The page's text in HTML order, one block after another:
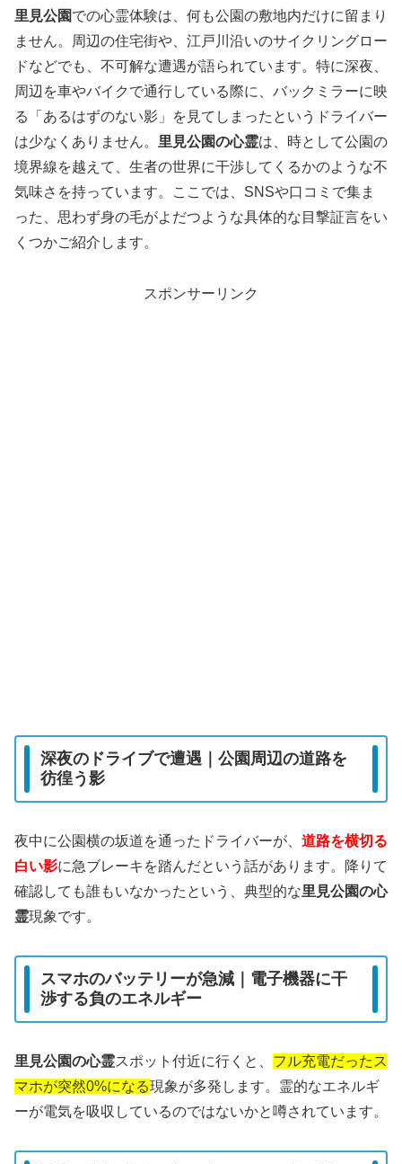
里見公園での心霊体験は、何も公園の敷地内だけに留まり
ません。周辺の住宅街や、江戸川沿いのサイクリングロー
ドなどでも、不可解な遭遇が語られています。特に深夜、
周辺を車やバイクで通行している際に、バックミラーに映
る「あるはずのない影」を見てしまったというドライバー
は少なくありません。 里見公園の心霊は、時として公園の
境界線を越えて、生者の世界に干渉してくるかのような不
気味さを持っています。ここでは、SNSや口コミで集ま
った、思わず身の毛がよだつような具体的な目撃証言をい
くつかご紹介します。
スポンサーリンク
深夜のドライブで遭遇｜公園周辺の道路を
彷徨う影
夜中に公園横の坂道を通ったドライバーが、 道路を横切る
白い影に急ブレーキを踏んだという話があります。降りて
確認しても誰もいなかったという、典型的な里見公園の心
霊現象です。
スマホのバッテリーが急減｜電子機器に干
渉する負のエネルギー
里見公園の心霊スポット付近に行くと、 フル充電だったス
マホが突然0%になる現象が多発します。霊的なエネルギ
ーが電気を吸収しているのではないかと噂されています。